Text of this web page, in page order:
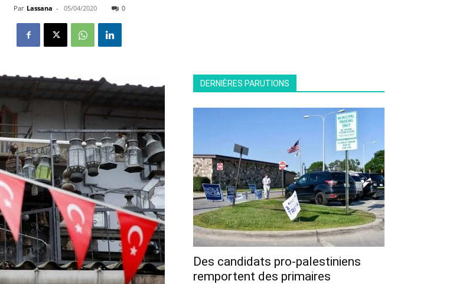
Par Lassana - 05/04/2020 0
DERNIÈRES PARUTIONS
Des candidats pro-palestiniens
remportent des primaires